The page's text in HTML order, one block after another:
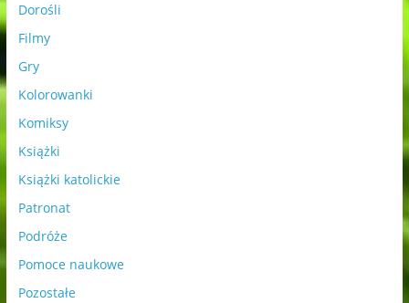
Dorośli
Filmy
Gry
Kolorowanki
Komiksy
Książki
Książki katolickie
Patronat
Podróże
Pomoce naukowe
Pozostałe